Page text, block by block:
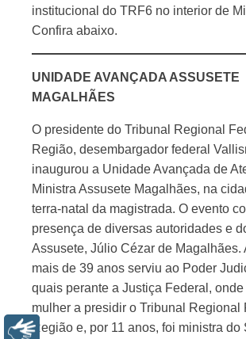
institucional do TRF6 no interior de
Confira abaixo.
UNIDADE AVANÇADA ASSUSETE
MAGALHÃES
O presidente do Tribunal Regional
Região, desembargador federal
inaugurou a Unidade Avançada de
Ministra Assusete Magalhães, na
terra-natal da magistrada. O evento
presença de diversas autoridades e
Assusete, Júlio Cézar de Magalhães.
mais de 39 anos serviu ao Poder
quais perante a Justiça Federal, onde
mulher a presidir o Tribunal Regional
Região e, por 11 anos, foi ministra do
Libras